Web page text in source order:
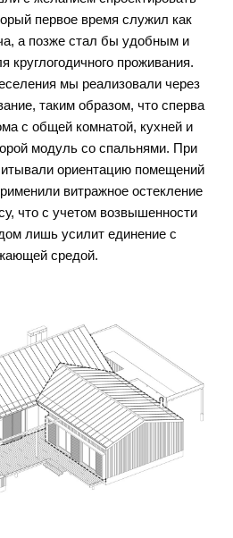
первое время служил как
а позже стал бы удобным и
круглогодичного проживания.
мы реализовали через
таким образом, что сперва
с общей комнатой, кухней и
модуль со спальнями. При
ориентацию помещений
витражное остекление
что с учетом возвышенности
лишь усилит единение с
средой.